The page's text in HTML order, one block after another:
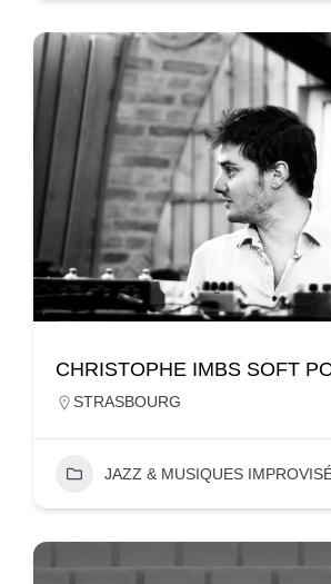
CHRISTOPHE IMBS SOFT
STRASBOURG
JAZZ & MUSIQUES